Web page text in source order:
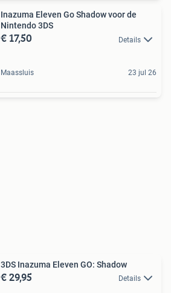
Inazuma Eleven Go Shadow voor de
Nintendo 3DS
€ 17,50 Details
Maassluis 23 jul 26
3DS Inazuma Eleven GO: Shadow
€ 29,95 Details